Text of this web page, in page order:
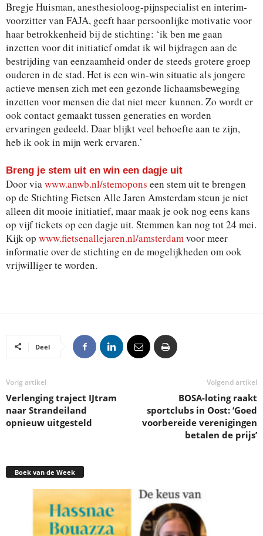
Bregje Huisman, anesthesioloog-pijnspecialist en interim-
voorzitter van FAJA, geeft haar persoonlijke motivatie voor
haar betrokkenheid bij de stichting: ‘ik ben me gaan
inzetten voor dit initiatief omdat ik wil bijdragen aan de
bestrijding van eenzaamheid onder de steeds grotere groep
ouderen in de stad. Het is een win-win situatie als jongere
actieve mensen zich met een gezonde lichaamsbeweging
inzetten voor mensen die dat niet meer kunnen. Zo wordt er
ook contact gemaakt tussen generaties en worden
ervaringen gedeeld. Daar blijkt veel behoefte aan te zijn,
heb ik ook in mijn werk ervaren.’
Breng je stem uit en win een dagje uit
Door viawww.anwb.nl/stemopons een stem uit te brengen
op de Stichting Fietsen Alle Jaren Amsterdam steun je niet
alleen dit mooie initiatief, maar maak je ook nog eens kans
op vijf tickets op een dagje uit. Stemmen kan nog tot 24 mei.
Kijk op www.fietsenallejaren.nl/amsterdamvoor meer
informatie over de stichting en de mogelijkheden om ook
vrijwilliger te worden.
Deel
Vorig artikel
Verlenging traject IJtram
naar Strandeiland
opnieuw uitgesteld
Volgend artikel
BOSA-loting raakt
sportclubs in Oost: ‘Goed
voorbereide verenigingen
betalen de prijs’
Boek van de Week